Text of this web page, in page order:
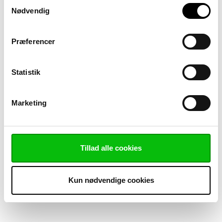
Nødvendig
Præferencer
Statistik
Marketing
Tillad alle cookies
Kun nødvendige cookies